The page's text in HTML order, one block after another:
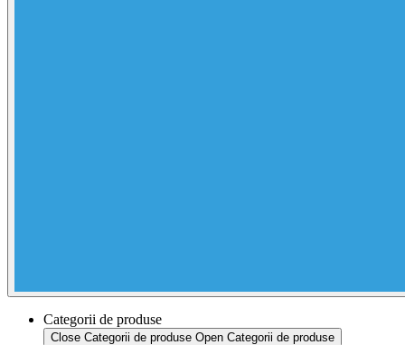
Categorii de produse
Close Categorii de produse Open Categorii de produse